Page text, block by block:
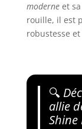
moderneet sa
rouille, il est
robustesse
🔍
allie
Shine